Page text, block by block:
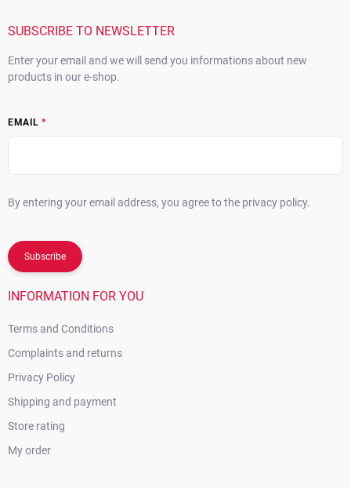
SUBSCRIBE TO NEWSLETTER
Enter your email and we will send you informations about new
products in our e-shop.
EMAIL
By entering your email address, you agree to the privacy policy.
Subscribe
INFORMATION FOR YOU
Terms and Conditions
Complaints and returns
Privacy Policy
Shipping and payment
Store rating
My order